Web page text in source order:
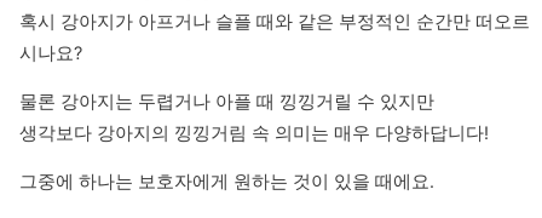
혹시 강아지가 아프거나 슬플 때와 같은 부정적인 순간만 떠오르
시나요?
물론 강아지는 두렵거나 아플 때 낑낑거릴 수 있지만
생각보다 강아지의 낑낑거림 속 의미는 매우 다양하답니다!
그중에 하나는 보호자에게 원하는 것이 있을 때에요.